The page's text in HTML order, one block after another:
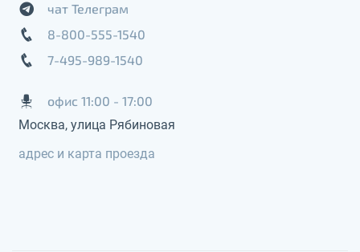
чат Телеграм
8-800-555-1540
7-495-989-1540
офис 11:00 - 17:00
Москва, улица Рябиновая
адрес и карта проезда